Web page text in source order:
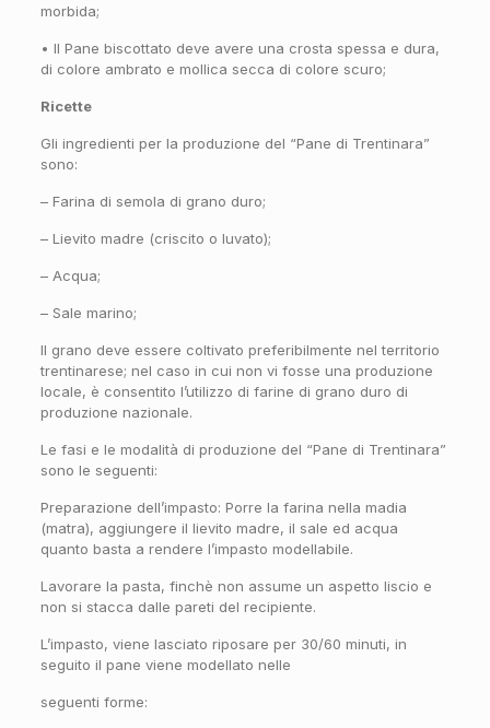
morbida;
• Il Pane biscottato deve avere una crosta spessa e dura,
di colore ambrato e mollica secca di colore scuro;
Ricette
Gli ingredienti per la produzione del “Pane di Trentinara”
sono:
– Farina di semola di grano duro;
– Lievito madre (criscito o luvato);
– Acqua;
– Sale marino;
Il grano deve essere coltivato preferibilmente nel territorio
trentinarese; nel caso in cui non vi fosse una produzione
locale, è consentito l’utilizzo di farine di grano duro di
produzione nazionale.
Le fasi e le modalità di produzione del “Pane di Trentinara”
sono le seguenti:
Preparazione dell’impasto: Porre la farina nella madia
(matra), aggiungere il lievito madre, il sale ed acqua
quanto basta a rendere l’impasto modellabile.
Lavorare la pasta, finchè non assume un aspetto liscio e
non si stacca dalle pareti del recipiente.
L’impasto, viene lasciato riposare per 30/60 minuti, in
seguito il pane viene modellato nelle
seguenti forme: